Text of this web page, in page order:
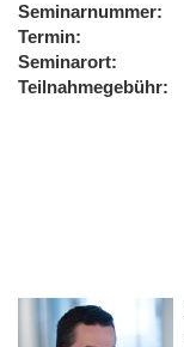
Seminarnummer
Termin
Seminarort
Teilnahmegebühr